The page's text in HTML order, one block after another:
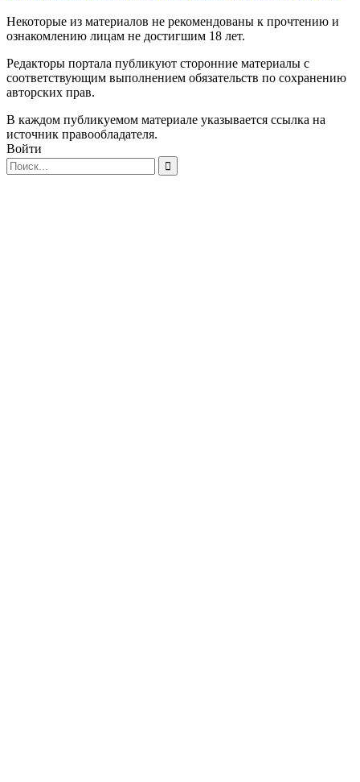
Некоторые из материалов не рекомендованы к прочтению и
ознакомлению лицам не достигшим 18 лет.
Редакторы портала публикуют сторонние материалы с
соответствующим выполнением обязательств по сохранению
авторских прав.
В каждом публикуемом материале указывается ссылка на
источник правообладателя.
Войти